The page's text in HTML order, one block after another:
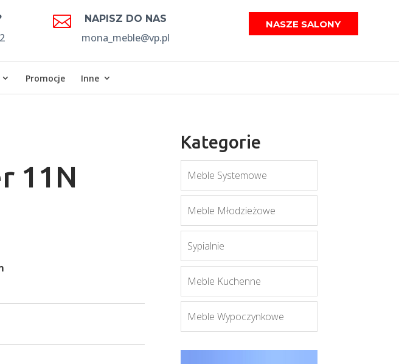
 NAPISZ DO NAS
mona_meble@vp.pl
NASZE SALONY
Promocje Inne
11N
Kategorie
Meble Systemowe
Meble Młodzieżowe
Sypialnie
Meble Kuchenne
Meble Wypoczynkowe